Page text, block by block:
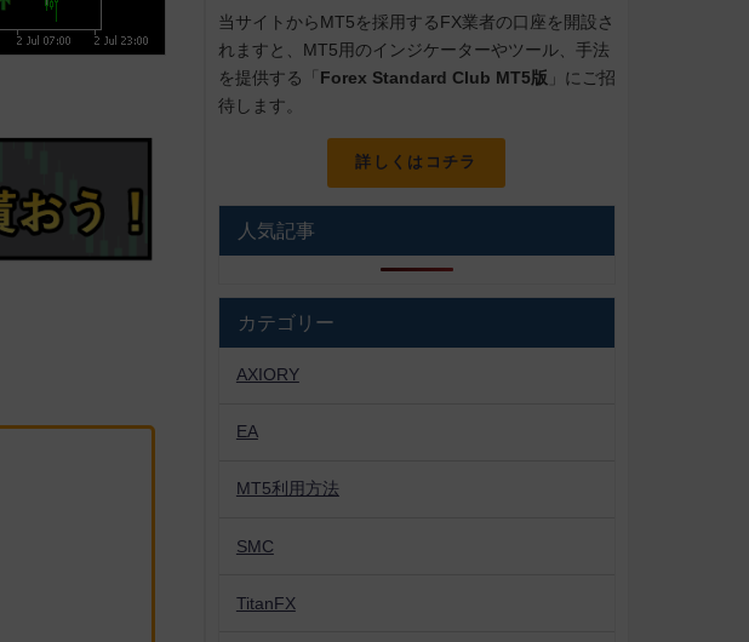
当サイトからMT5を採用するFX業者の口座を開設さ
れますと、MT5用のインジケーターやツール、手法
を提供する「 Forex Standard Club MT5版 」にご招
待します。
詳しくはコチラ
人気記事
カテゴリー
AXIORY
EA
MT5利用方法
SMC
TitanFX